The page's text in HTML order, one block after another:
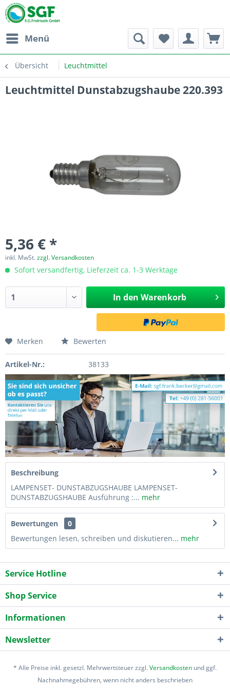
Menü
Übersicht Leuchtmittel
Leuchtmittel Dunstabzugshaube 220.393
5,36 € *
inkl. MwSt.zzgl. Versandkosten
Sofort versandfertig, Lieferzeit ca. 1-3 Werktage
In den Warenkorb
Merken Bewerten
Artikel-Nr.: 38133
Beschreibung
LAMPENSET- DUNSTABZUGSHAUBE LAMPENSET-
DUNSTABZUGSHAUBE Ausführung :... mehr
Bewertungen
0
Bewertungen lesen, schreiben und diskutieren... mehr
Service Hotline
Shop Service
Informationen
Newsletter
* Alle Preise inkl. gesetzl. Mehrwertsteuer zzgl.Versandkosten und ggf.
Nachnahmegebühren, wenn nicht anders beschrieben